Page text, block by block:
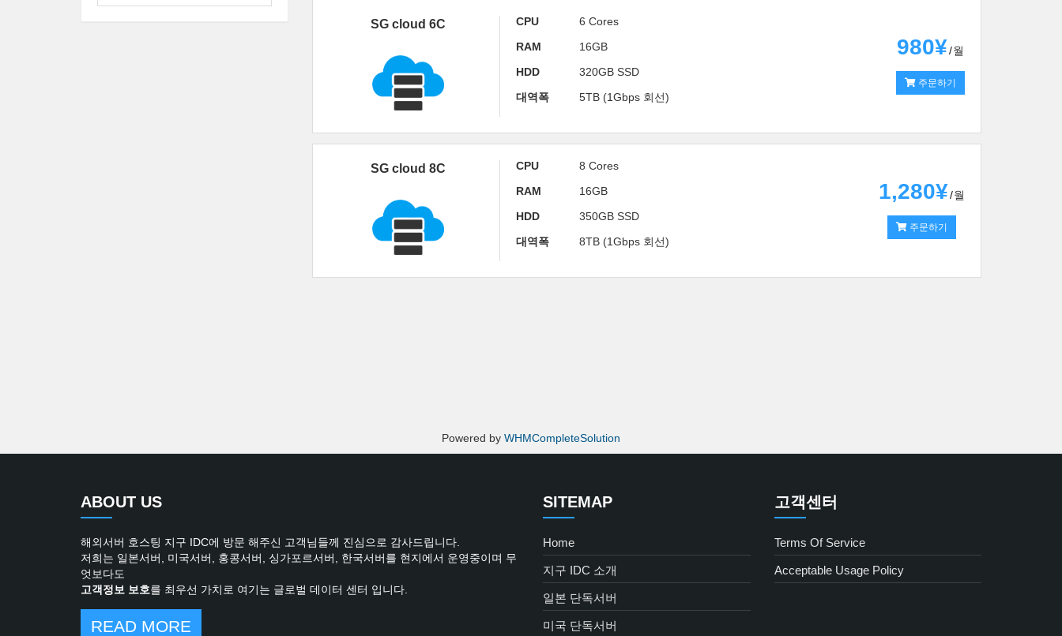
SG cloud 6C CPU
6 Cores
RAM
16GB
HDD
320GB SSD
대역폭
5TB (1Gbps 회선)
980¥월
주문하기
SG cloud 8C CPU
8 Cores
RAM
16GB
HDD
350GB SSD
대역폭
8TB (1Gbps 회선)
1,280¥월
주문하기
Powered by WHMCompleteSolution
ABOUT US
해외서버 호스팅 지구 IDC에 방문 해주신 고객님들께 진심으로 감사드립니다.
저희는 일본서버, 미국서버, 홍콩서버, 싱가포르서버, 한국서버를 현지에서 운영중이며 무
엇보다도
고객정보 보호를 최우선 가치로 여기는 글로벌 데이터 센터 입니다.
READ MORE
SITEMAP
Home
지구 IDC 소개
일본 단독서버
미국 단독서버
고객센터
Terms Of Service
Acceptable Usage Policy